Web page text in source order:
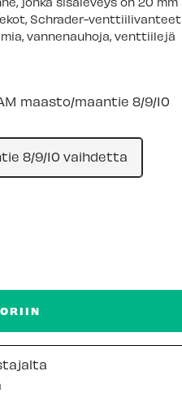
Schrader-venttiilivanteet
vannenauhoja, venttiilejä
maasto/maantie 8/9/10
8/9/10 vaihdetta